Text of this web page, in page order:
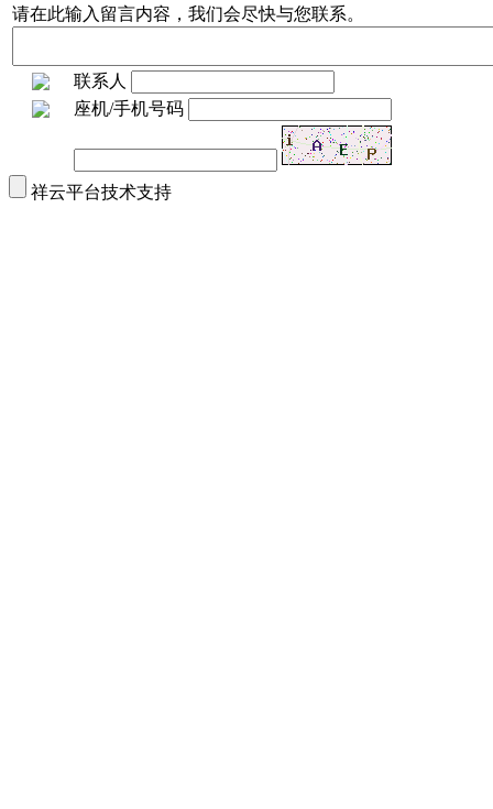
请在此输入留言内容，我们会尽快与您联系。
联系人
座机/手机号码
祥云平台技术支持